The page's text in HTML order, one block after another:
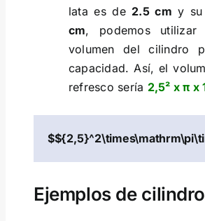
lata es de 2.5 cm y
cm, podemos
volumen del cilindro
capacidad. Así, el
refresco sería 2,5² x π x
Ejemplos de